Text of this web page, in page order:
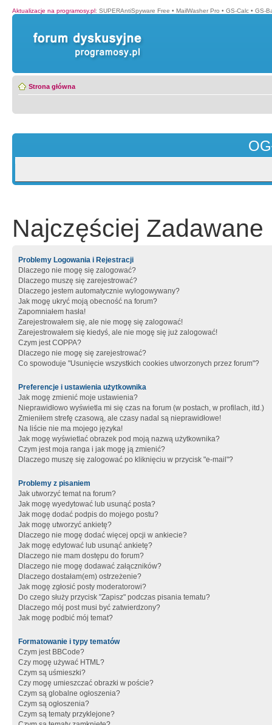
Aktualizacje na programosy.pl: SUPERAntiSpyware Free • MailWasher Pro • GS-Calc • GS-
Strona główna
Najczęściej Zadawane
Problemy Logowania i Rejestracji
Dlaczego nie mogę się zalogować?
Dlaczego muszę się zarejestrować?
Dlaczego jestem automatycznie wylogowywany?
Jak mogę ukryć moją obecność na forum?
Zapomniałem hasła!
Zarejestrowałem się, ale nie mogę się zalogować!
Zarejestrowałem się kiedyś, ale nie mogę się już zalogować!
Czym jest COPPA?
Dlaczego nie mogę się zarejestrować?
Co spowoduje "Usunięcie wszystkich cookies utworzonych przez forum"?
Preferencje i ustawienia użytkownika
Jak mogę zmienić moje ustawienia?
Nieprawidłowo wyświetla mi się czas na forum (w postach, w profilach, itd.)
Zmieniłem strefę czasową, ale czasy nadal są nieprawidłowe!
Na liście nie ma mojego języka!
Jak mogę wyświetlać obrazek pod moją nazwą użytkownika?
Czym jest moja ranga i jak mogę ją zmienić?
Dlaczego muszę się zalogować po kliknięciu w przycisk "e-mail"?
Problemy z pisaniem
Jak utworzyć temat na forum?
Jak mogę wyedytować lub usunąć posta?
Jak mogę dodać podpis do mojego postu?
Jak mogę utworzyć ankietę?
Dlaczego nie mogę dodać więcej opcji w ankiecie?
Jak mogę edytować lub usunąć ankietę?
Dlaczego nie mam dostępu do forum?
Dlaczego nie mogę dodawać załączników?
Dlaczego dostałam(em) ostrzeżenie?
Jak mogę zgłosić posty moderatorowi?
Do czego służy przycisk "Zapisz" podczas pisania tematu?
Dlaczego mój post musi być zatwierdzony?
Jak mogę podbić mój temat?
Formatowanie i typy tematów
Czym jest BBCode?
Czy mogę używać HTML?
Czym są uśmieszki?
Czy mogę umieszczać obrazki w poście?
Czym są globalne ogłoszenia?
Czym są ogłoszenia?
Czym są tematy przyklejone?